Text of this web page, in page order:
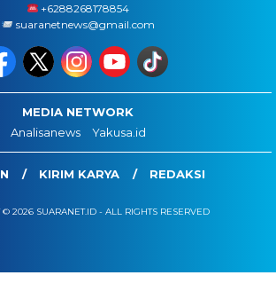
+6288268178854
suaranetnews@gmail.com
MEDIA NETWORK
Analisanews
Yakusa.id
KIRIM KARYA REDAKSI
© 2026 SUARANET.ID - ALL RIGHTS RESERVED